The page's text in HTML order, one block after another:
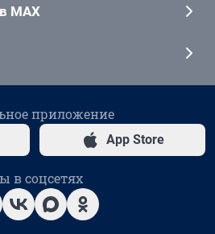
MAX
приложение
App Store
в соцсетях